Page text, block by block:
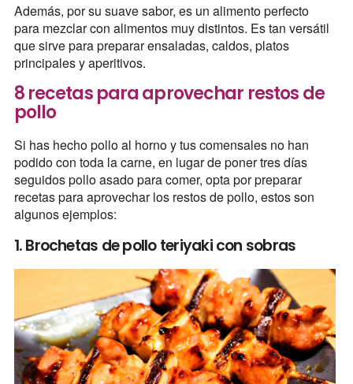
Además, por su suave sabor, es un alimento perfecto
para mezclar con alimentos muy distintos. Es tan versátil
que sirve para preparar ensaladas, caldos, platos
principales y aperitivos.
8 recetas para aprovechar restos de
pollo
Si has hecho pollo al horno y tus comensales no han
podido con toda la carne, en lugar de poner tres días
seguidos pollo asado para comer, opta por preparar
recetas para aprovechar los restos de pollo, estos son
algunos ejemplos:
1. Brochetas de pollo teriyaki con sobras